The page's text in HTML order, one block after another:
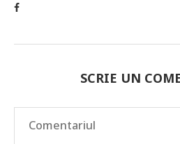
SCRIE UN